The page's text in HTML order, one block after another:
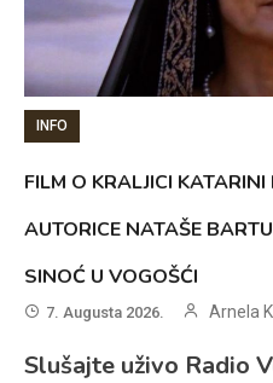
INFO
FILM O KRALJICI
AUTORICE NATAŠE
SINOĆ U VOGOŠĆI
7. Augusta 2026. Arnela
Slušajte uživo Radio